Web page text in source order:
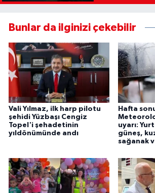
Bunlar da ilginizi çekebilir
Vali Yılmaz, ilk harp pilotu
şehidi Yüzbaşı Cengiz
Topel'i şehadetinin
yıldönümünde andı
Hafta
uyarı:
güneş,
sağanak